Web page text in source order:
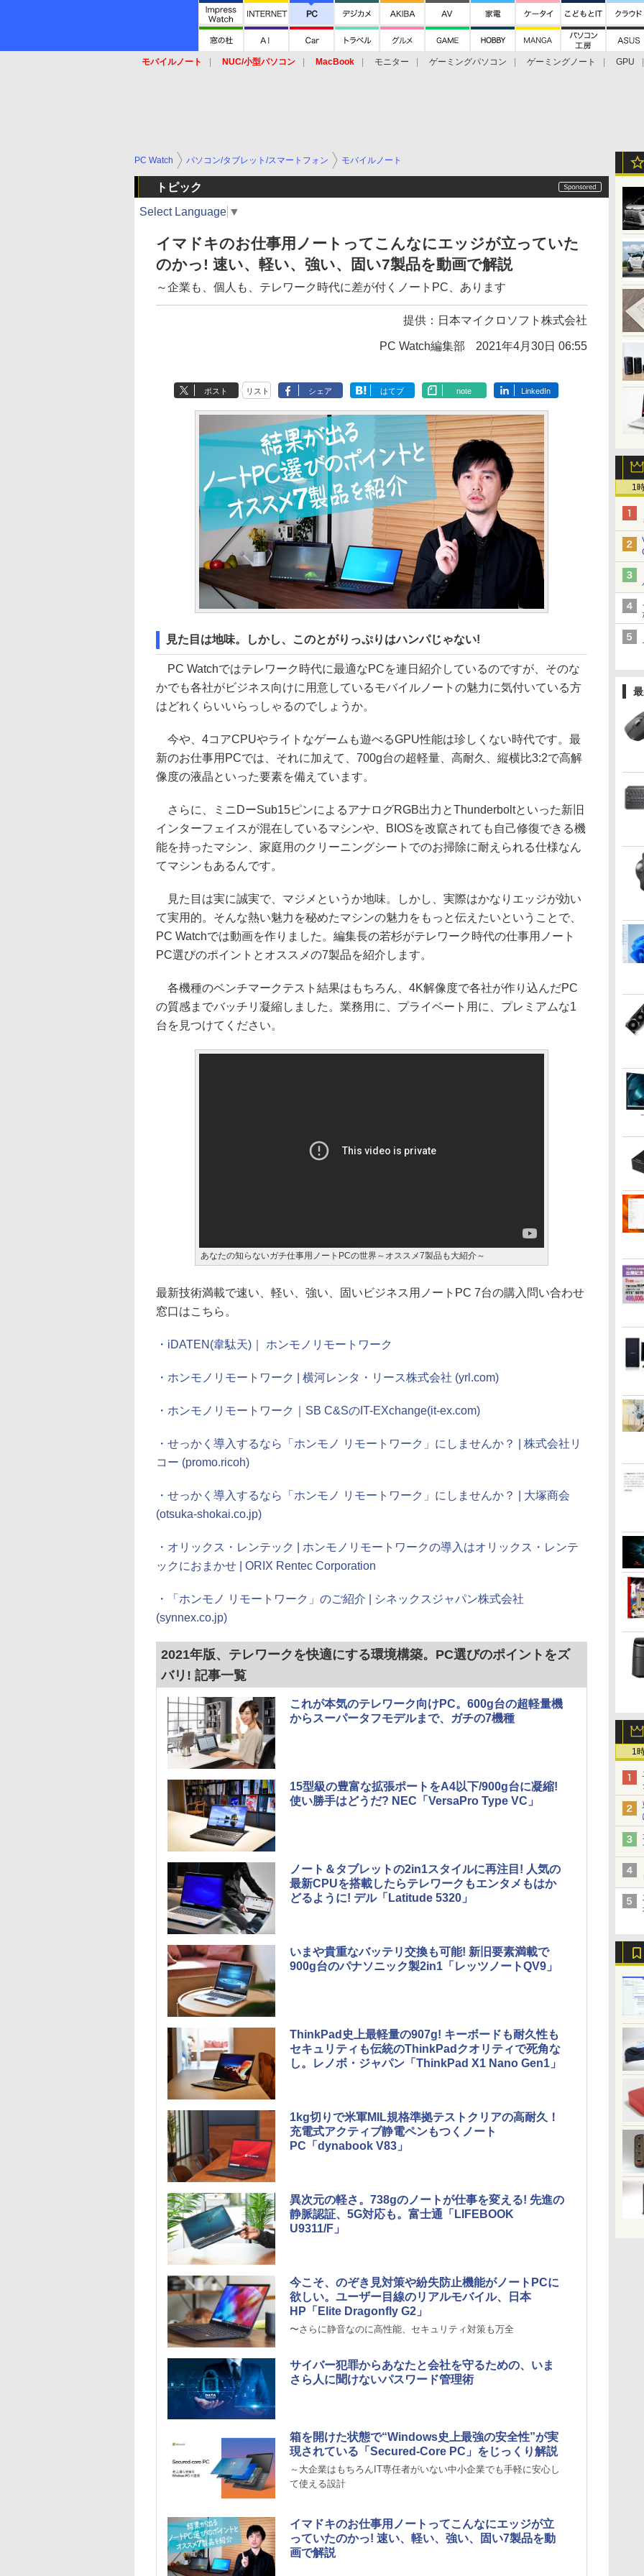
モバイルノート NUC/小型パソコン MacBook モニター ゲーミングパソコン ゲーミングノート
GPU
1
1
PC Watch パソコン/タブレット/スマートフォン モバイルノート
トピック
Select Language ▼
イマドキのお仕事用ノートってこんなにエッジが立っていた
のかっ! 速い、軽い、強い、固い7製品を動画で解説
～企業も、個人も、テレワーク時代に差が付くノートPC、あります
提供： 日本マイクロソフト株式会社
PC Watch編集部 2021年4月30日 06:55
ポスト リスト シェア はてブ note LinkedIn
見た目は地味。しかし、このとがりっぷりはハンパじゃない!
PC Watchではテレワーク時代に最適なPCを連日紹介しているのですが、そのな
かでも各社がビジネス向けに用意しているモバイルノートの魅力に気付いている方
はどれくらいいらっしゃるのでしょうか。
今や、4コアCPUやライトなゲームも遊べるGPU性能は珍しくない時代です。最
新のお仕事用PCでは、それに加えて、700g台の超軽量、高耐久、縦横比3:2で高解
像度の液晶といった要素を備えています。
さらに、ミニDーSub15ピンによるアナログRGB出力とThunderboltといった新旧
インターフェイスが混在しているマシンや、BIOSを改竄されても自己修復できる機
能を持ったマシン、家庭用のクリーニングシートでのお掃除に耐えられる仕様なん
てマシンもあるんです。
見た目は実に誠実で、マジメというか地味。しかし、実際はかなりエッジが効い
て実用的。そんな熱い魅力を秘めたマシンの魅力をもっと伝えたいということで、
PC Watchでは動画を作りました。編集長の若杉がテレワーク時代の仕事用ノート
PC選びのポイントとオススメの7製品を紹介します。
各機種のベンチマークテスト結果はもちろん、4K解像度で各社が作り込んだPC
の質感までバッチリ凝縮しました。業務用に、プライベート用に、プレミアムな1
台を見つけてください。
あなたの知らないガチ仕事用ノートPCの世界～オススメ7製品も大紹介～
最新技術満載で速い、軽い、強い、固いビジネス用ノートPC 7台の購入問い合わせ
窓口はこちら。
・iDATEN(韋駄天)｜ ホンモノリモートワーク
・ホンモノリモートワーク | 横河レンタ・リース株式会社 (yrl.com)
・ホンモノリモートワーク｜SB C&SのIT-EXchange(it-ex.com)
・せっかく導入するなら「ホンモノ リモートワーク」にしませんか？ | 株式会社リ
コー (promo.ricoh)
・せっかく導入するなら「ホンモノ リモートワーク」にしませんか？ | 大塚商会
(otsuka-shokai.co.jp)
・オリックス・レンテック | ホンモノリモートワークの導入はオリックス・レンテ
ックにおまかせ | ORIX Rentec Corporation
・「ホンモノ リモートワーク」のご紹介 | シネックスジャパン株式会社
(synnex.co.jp)
2021年版、テレワークを快適にする環境構築。PC選びのポイントをズ
バリ! 記事一覧
これが本気のテレワーク向けPC。600g台の超軽量機
からスーパータフモデルまで、ガチの7機種
15型級の豊富な拡張ポートをA4以下/900g台に凝縮!
使い勝手はどうだ? NEC「VersaPro Type VC」
ノート＆タブレットの2in1スタイルに再注目! 人気の
最新CPUを搭載したらテレワークもエンタメもはか
どるように! デル「Latitude 5320」
いまや貴重なバッテリ交換も可能! 新旧要素満載で
900g台のパナソニック製2in1「レッツノートQV9」
ThinkPad史上最軽量の907g! キーボードも耐久性も
セキュリティも伝統のThinkPadクオリティで死角な
し。レノボ・ジャパン「ThinkPad X1 Nano Gen1」
1kg切りで米軍MIL規格準拠テストクリアの高耐久！
充電式アクティブ静電ペンもつくノート
PC「dynabook V83」
異次元の軽さ。738gのノートが仕事を変える! 先進の
静脈認証、5G対応も。富士通「LIFEBOOK
U9311/F」
今こそ、のぞき見対策や紛失防止機能がノートPCに
欲しい。ユーザー目線のリアルモバイル、日本
HP「Elite Dragonfly G2」
〜さらに静⾳なのに⾼性能、セキュリティ対策も万全
サイバー犯罪からあなたと会社を守るための、いま
さら人に聞けないパスワード管理術
箱を開けた状態で“Windows史上最強の安全性”が実
現されている「Secured-Core PC」をじっくり解説
～大企業はもちろんIT専任者がいない中小企業でも手軽に安心し
て使える設計
イマドキのお仕事用ノートってこんなにエッジが立
っていたのかっ! 速い、軽い、強い、固い7製品を動
画で解説